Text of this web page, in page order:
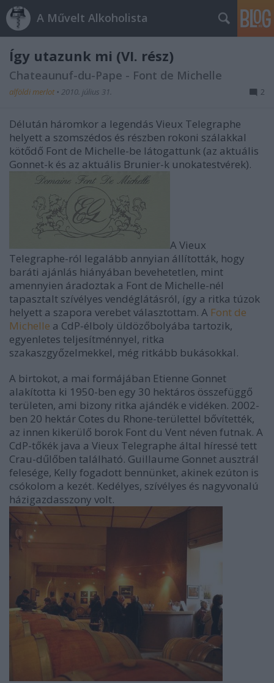
A Művelt Alkoholista
Így utazunk mi (VI. rész)
Chateaunuf-du-Pape - Font de Michelle
alföldi merlot • 2010. július 31. 2
Délután háromkor a legendás Vieux Telegraphe
helyett a szomszédos és részben rokoni szálakkal
kötődő Font de Michelle-be látogattunk (az aktuális
Gonnet-k és az aktuális Brunier-k unokatestvérek).
A Vieux
Telegraphe-ról legalább annyian állították, hogy
baráti ajánlás hiányában bevehetetlen, mint
amennyien áradoztak a Font de Michelle-nél
tapasztalt szívélyes vendéglátásról, így a ritka túzok
helyett a szapora verebet választottam. A Font de
Michelle a CdP-élboly üldözőbolyába tartozik,
egyenletes teljesítménnyel, ritka
szakaszgyőzelmekkel, még ritkább bukásokkal.
A birtokot, a mai formájában Etienne Gonnet
alakította ki 1950-ben egy 30 hektáros összefüggő
területen, ami bizony ritka ajándék e vidéken. 2002-
ben 20 hektár Cotes du Rhone-területtel bővítették,
az innen kikerülő borok Font du Vent néven futnak. A
CdP-tőkék java a Vieux Telegraphe által híressé tett
Crau-dűlőben található. Guillaume Gonnet ausztrál
felesége, Kelly fogadott bennünket, akinek ezúton is
csókolom a kezét. Kedélyes, szívélyes és nagyvonalú
házigazdasszony volt.